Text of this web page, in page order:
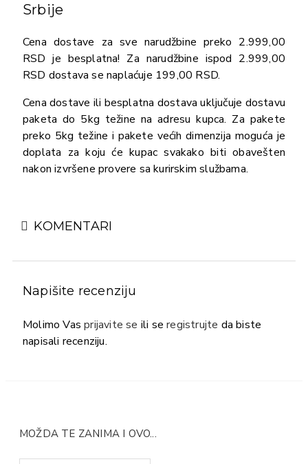
Srbije
Cena dostave za sve narudžbine preko 2.999,00
RSD je besplatna! Za narudžbine ispod 2.999,00
RSD dostava se naplaćuje 199,00 RSD.
Cena dostave ili besplatna dostava uključuje dostavu
paketa do 5kg težine na adresu kupca. Za pakete
preko 5kg težine i pakete većih dimenzija moguća je
doplata za koju će kupac svakako biti obavešten
nakon izvršene provere sa kurirskim službama.
KOMENTARI
Napišite recenziju
Molimo Vasprijavite se ili seregistrujte da biste
napisali recenziju.
MOŽDA TE ZANIMA I OVO...